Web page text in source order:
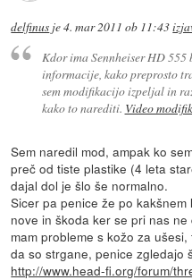
delfinus je4. mar 2011 ob 11:43
Kdor ima Sennheiser HD 555
informacije, kako preprosto
sem modifikacijo izpeljal in
kako to narediti. Video
Sem naredil mod, ampak ko
preč od tiste plastike (4 leta
dajal dol je šlo še normalno.
Sicer pa penice že po
nove in škoda ker se pri nas
mam probleme s kožo za
da so strgane, penice zgledajo
http://www.head-fi.org/forum/